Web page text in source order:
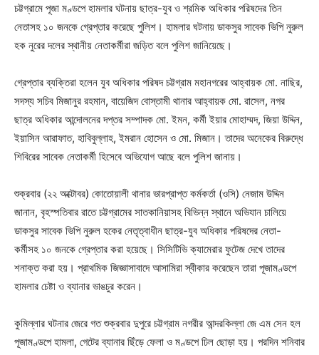
চট্টগ্রামে পূজা মণ্ডপে হামলার ঘটনায় ছাত্র-যুব ও শ্রমিক অধিকার পরিষদের তিন
নেতাসহ ১০ জনকে গ্রেপ্তার করেছে পুলিশ। হামলার ঘটনায় ডাকসুর সাবেক ভিপি নুরুল
হক নুরের দলের স্থানীয় নেতাকর্মীরা জড়িত বলে পুলিশ জানিয়েছে।
গ্রেপ্তার ব্যক্তিরা হলেন যুব অধিকার পরিষদ চট্টগ্রাম মহানগরের আহ্বায়ক মো. নাছির,
সদস্য সচিব মিজানুর রহমান, বায়েজিদ বোস্তামী থানার আহ্বায়ক মো. রাসেল, নগর
ছাত্র অধিকার আন্দোলনের দপ্তর সম্পাদক মো. ইমন, কর্মী ইয়ার মোহাম্মদ, জিয়া উদ্দিন,
ইয়াসিন আরাফাত, হাবিবুল্লাহ, ইমরান হোসেন ও মো. মিজান। তাদের অনেকের বিরুদ্ধে
শিবিরের সাবেক নেতাকর্মী হিসেবে অভিযোগ আছে বলে পুলিশ জানায়।
শুক্রবার (২২ অক্টোবর) কোতোয়ালী থানার ভারপ্রাপ্ত কর্মকর্তা (ওসি) নেজাম উদ্দিন
জানান, বৃহস্পতিবার রাতে চট্টগ্রামের সাতকানিয়াসহ বিভিন্ন স্থানে অভিযান চালিয়ে
ডাকসুর সাবেক ভিপি নুরুল হকের নেতৃত্বাধীন ছাত্র-যুব অধিকার পরিষদের নেতা-
কর্মীসহ ১০ জনকে গ্রেপ্তার করা হয়েছে। সিসিটিভি ক্যামেরার ফুটেজ দেখে তাদের
শনাক্ত করা হয়। প্রাথমিক জিজ্ঞাসাবাদে আসামিরা স্বীকার করেছেন তারা পূজামণ্ডপে
হামলার চেষ্টা ও ব্যানার ভাঙচুর করেন।
কুমিল্লার ঘটনার জেরে গত শুক্রবার দুপুরে চট্টগ্রাম নগরীর আন্দরকিল্লা জে এম সেন হল
পূজামণ্ডপে হামলা, গেটের ব্যানার ছিঁড়ে ফেলা ও মণ্ডপে ঢিল ছোড়া হয়। পরদিন শনিবার